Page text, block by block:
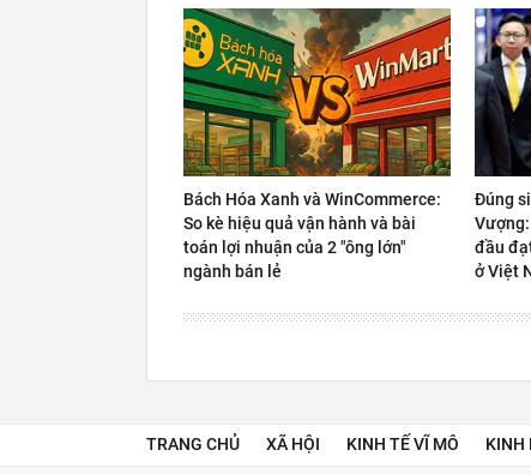
Bách Hóa Xanh và WinCommerce:
So kè hiệu quả vận hành và bài
toán lợi nhuận của 2 "ông lớn"
ngành bán lẻ
Đúng
đầu
ở Việt
TRANG CHỦ XÃ HỘI KINH TẾ VĨ MÔ KINH